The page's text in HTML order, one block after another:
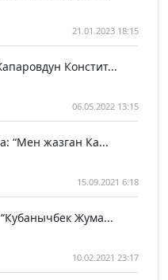
21.01.2023 18:15
Констит...
06.05.2022 13:15
“Мен жазган Ка...
15.09.2021 6:18
Жума...
10.02.2021 23:17